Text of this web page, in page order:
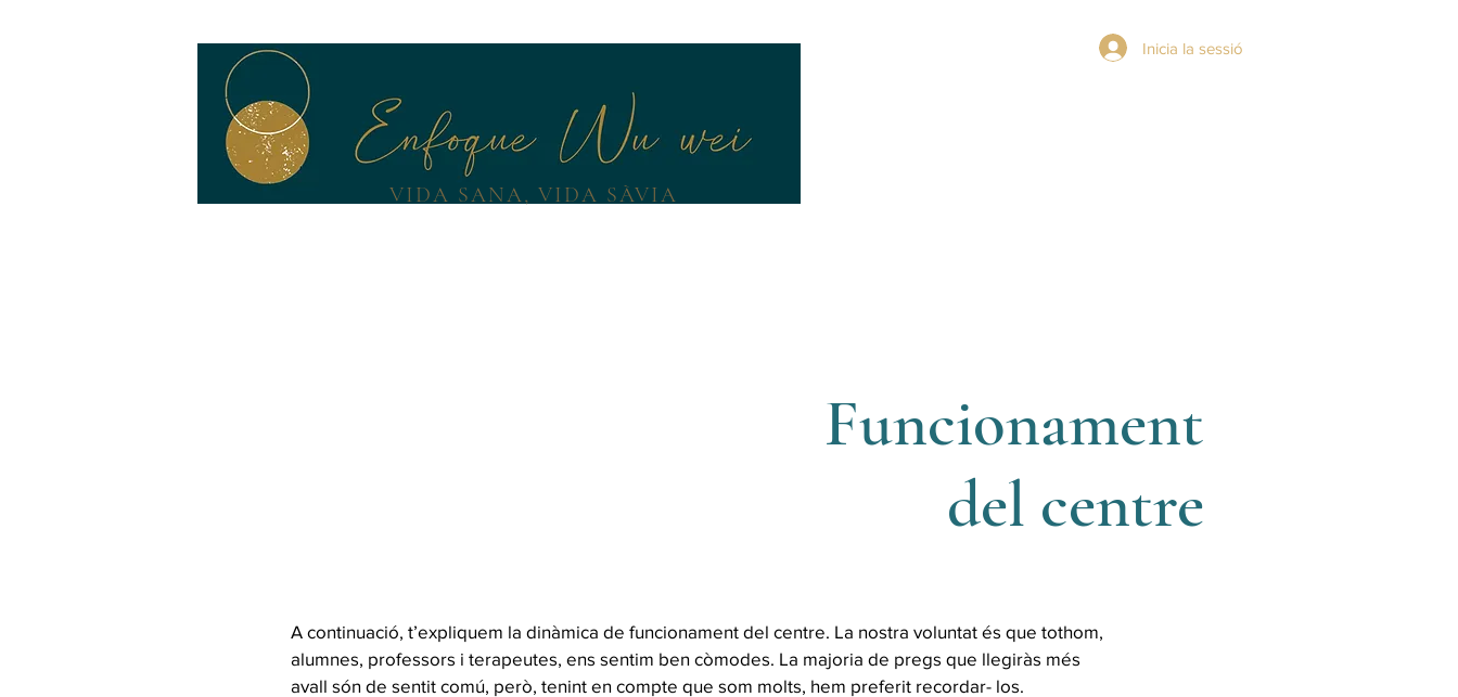
VIDA SANA, VIDA SÀVIA
Inicia la sessió
Funcionament
del centre
A continuació, t’expliquem la dinàmica de funcionament del centre. La nostra voluntat és que tothom,
alumnes, professors i terapeutes, ens sentim ben còmodes. La majoria de pregs que llegiràs més
avall són de sentit comú, però, tenint en compte que som molts, hem preferit recordar- los.